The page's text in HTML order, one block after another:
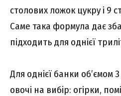
столових ложок цукру і 9
Саме така формула дає
підходить для однієї
Для однієї банки об’ємом
овочі на вибір: огірки,